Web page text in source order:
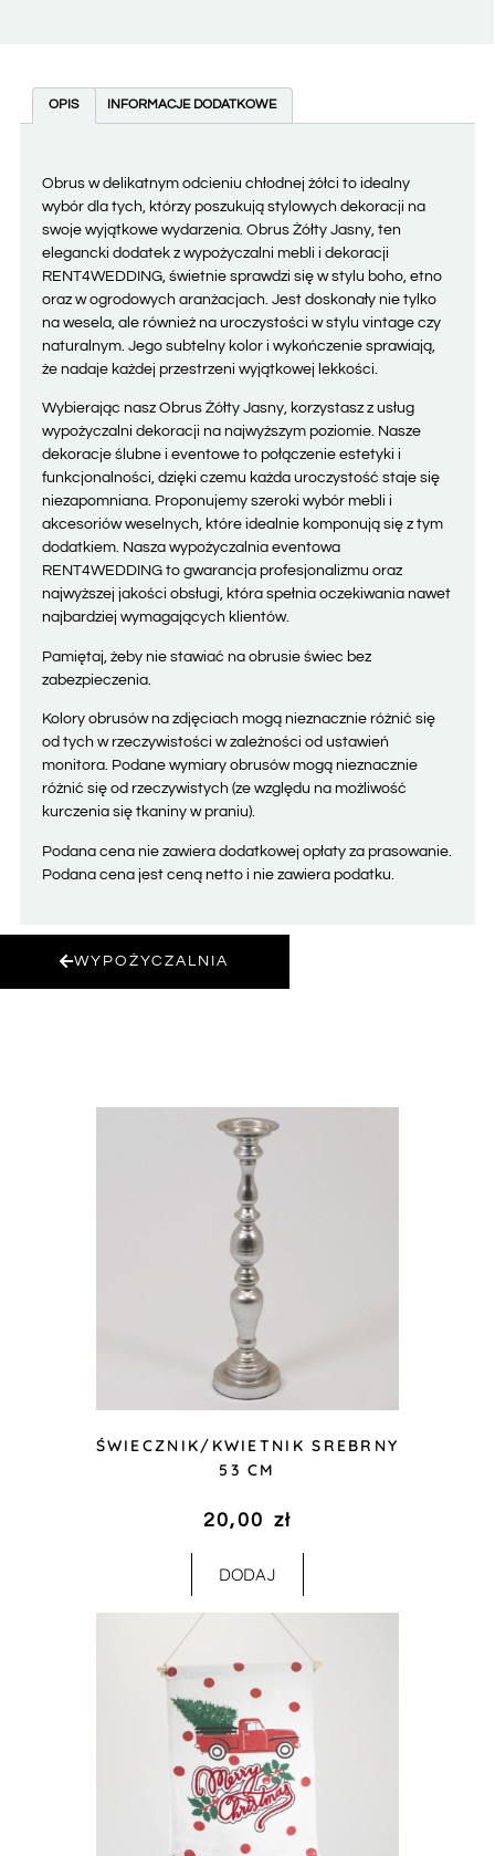
OPIS INFORMACJE DODATKOWE
Obrus w delikatnym odcieniu chłodnej żółci to idealny
wybór dla tych, którzy poszukują stylowych dekoracji na
swoje wyjątkowe wydarzenia. Obrus Żółty Jasny, ten
elegancki dodatek z wypożyczalni mebli i dekoracji
RENT4WEDDING, świetnie sprawdzi się w stylu boho, etno
oraz w ogrodowych aranżacjach. Jest doskonały nie tylko
na wesela, ale również na uroczystości w stylu vintage czy
naturalnym. Jego subtelny kolor i wykończenie sprawiają,
że nadaje każdej przestrzeni wyjątkowej lekkości.
Wybierając nasz Obrus Żółty Jasny, korzystasz z usług
wypożyczalni dekoracji na najwyższym poziomie. Nasze
dekoracje ślubne i eventowe to połączenie estetyki i
funkcjonalności, dzięki czemu każda uroczystość staje się
niezapomniana. Proponujemy szeroki wybór mebli i
akcesoriów weselnych, które idealnie komponują się z tym
dodatkiem. Nasza wypożyczalnia eventowa
RENT4WEDDING to gwarancja profesjonalizmu oraz
najwyższej jakości obsługi, która spełnia oczekiwania nawet
najbardziej wymagających klientów.
Pamiętaj, żeby nie stawiać na obrusie świec bez
zabezpieczenia.
Kolory obrusów na zdjęciach mogą nieznacznie różnić się
od tych w rzeczywistości w zależności od ustawień
monitora. Podane wymiary obrusów mogą nieznacznie
różnić się od rzeczywistych (ze względu na możliwość
kurczenia się tkaniny w praniu).
Podana cena nie zawiera dodatkowej opłaty za prasowanie.
Podana cena jest ceną netto i nie zawiera podatku.
WYPOŻYCZALNIA
ŚWIECZNIK/KWIETNIK SREBRNY
53 CM
20,00 zł
DODAJ